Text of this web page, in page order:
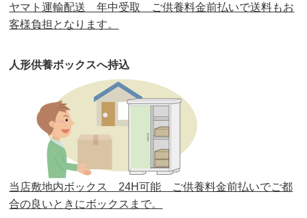
第29回人形供養祭平成30年5月23日(水)
第27回人形供養祭平成29年6月14日(水)
第26回人形供養祭平成28年12月15日(木)
第25回人形供養祭 平成28年6月16日(木)
第24回人形供養祭 平成27年11月27日
第23回人形供養祭平成26年12月5日
第22回人形供養祭平成26年4月28日
ヤマト運輸配送 年中受取 ご供養料金前払いで送料もお
客様負担となります。
人形供養ボックスへ持込
当店敷地内ボックス 24H可能 ご供養料金前払いでご都
合の良いときにボックスまで。